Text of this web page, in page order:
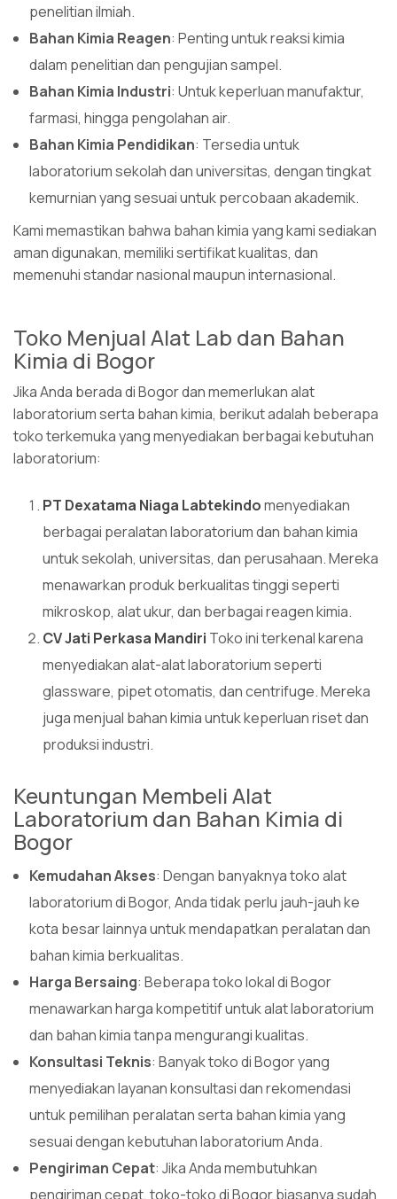
penelitian ilmiah.
Bahan Kimia Reagen: Penting untuk reaksi kimia
dalam penelitian dan pengujian sampel.
Bahan Kimia Industri: Untuk keperluan manufaktur,
farmasi, hingga pengolahan air.
Bahan Kimia Pendidikan: Tersedia untuk
laboratorium sekolah dan universitas, dengan tingkat
kemurnian yang sesuai untuk percobaan akademik.
Kami memastikan bahwa bahan kimia yang kami sediakan
aman digunakan, memiliki sertifikat kualitas, dan
memenuhi standar nasional maupun internasional.
Toko Menjual Alat Lab dan Bahan
Kimia di Bogor
Jika Anda berada di Bogor dan memerlukan alat
laboratorium serta bahan kimia, berikut adalah beberapa
toko terkemuka yang menyediakan berbagai kebutuhan
laboratorium:
PT Dexatama Niaga Labtekindomenyediakan
berbagai peralatan laboratorium dan bahan kimia
untuk sekolah, universitas, dan perusahaan. Mereka
menawarkan produk berkualitas tinggi seperti
mikroskop, alat ukur, dan berbagai reagen kimia.
CV Jati Perkasa Mandiri Toko ini terkenal karena
menyediakan alat-alat laboratorium seperti
glassware, pipet otomatis, dan centrifuge. Mereka
juga menjual bahan kimia untuk keperluan riset dan
produksi industri.
Keuntungan Membeli Alat
Laboratorium dan Bahan Kimia di
Bogor
Kemudahan Akses: Dengan banyaknya toko alat
laboratorium di Bogor, Anda tidak perlu jauh-jauh ke
kota besar lainnya untuk mendapatkan peralatan dan
bahan kimia berkualitas.
Harga Bersaing: Beberapa toko lokal di Bogor
menawarkan harga kompetitif untuk alat laboratorium
dan bahan kimia tanpa mengurangi kualitas.
Konsultasi Teknis: Banyak toko di Bogor yang
menyediakan layanan konsultasi dan rekomendasi
untuk pemilihan peralatan serta bahan kimia yang
sesuai dengan kebutuhan laboratorium Anda.
Pengiriman Cepat: Jika Anda membutuhkan
pengiriman cepat, toko-toko di Bogor biasanya sudah